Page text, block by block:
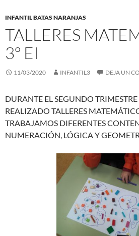
INFANTIL BATAS NARANJAS
TALLERES
3º EI
11/03/2020 INFANTIL3 DEJA UN
DURANTE EL SEGUNDO
REALIZADO TALLERES
TRABAJAMOS DIFERENTES
NUMERACIÓN, LÓGICA Y